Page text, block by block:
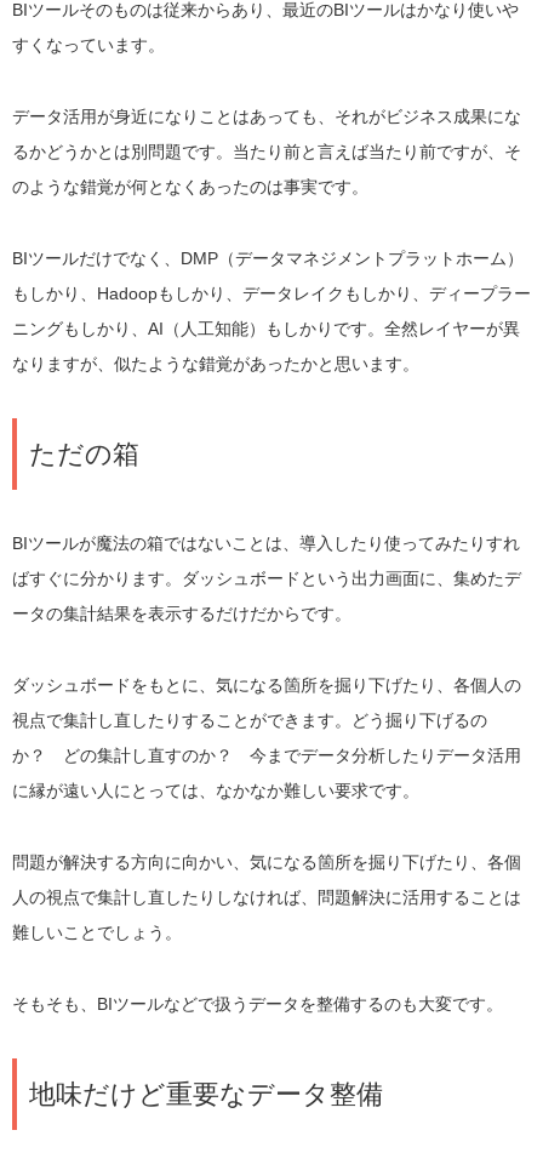
BIツールそのものは従来からあり、最近のBIツールはかなり使いや
すくなっています。
データ活用が身近になりことはあっても、それがビジネス成果にな
るかどうかとは別問題です。当たり前と言えば当たり前ですが、そ
のような錯覚が何となくあったのは事実です。
BIツールだけでなく、DMP（データマネジメントプラットホーム）
もしかり、Hadoopもしかり、データレイクもしかり、ディープラー
ニングもしかり、AI（人工知能）もしかりです。全然レイヤーが異
なりますが、似たような錯覚があったかと思います。
ただの箱
BIツールが魔法の箱ではないことは、導入したり使ってみたりすれ
ばすぐに分かります。ダッシュボードという出力画面に、集めたデ
ータの集計結果を表示するだけだからです。
ダッシュボードをもとに、気になる箇所を掘り下げたり、各個人の
視点で集計し直したりすることができます。どう掘り下げるの
か？ どの集計し直すのか？ 今までデータ分析したりデータ活用
に縁が遠い人にとっては、なかなか難しい要求です。
問題が解決する方向に向かい、気になる箇所を掘り下げたり、各個
人の視点で集計し直したりしなければ、問題解決に活用することは
難しいことでしょう。
そもそも、BIツールなどで扱うデータを整備するのも大変です。
地味だけど重要なデータ整備